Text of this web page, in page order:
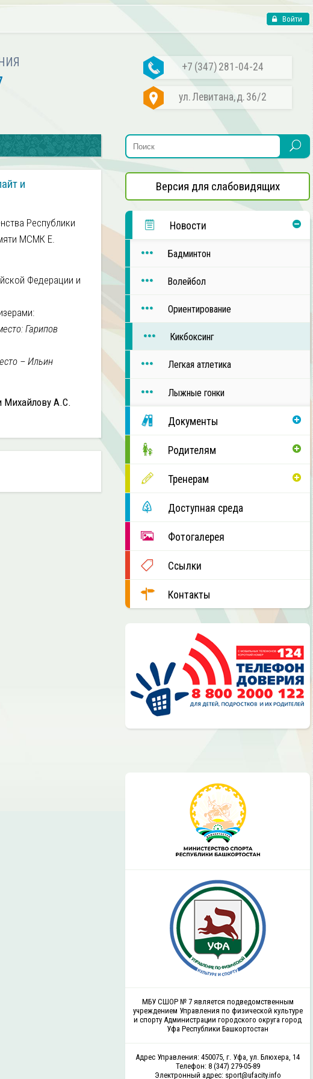
Войти
+7 (347) 281-04-24
ул. Левитана, д. 36/2
Версия для слабовидящих
Новости
Бадминтон
Волейбол
Ориентирование
Кикбоксинг
Легкая атлетика
Лыжные гонки
Документы
Родителям
Тренерам
Доступная среда
Фотогалерея
Ссылки
Контакты
МБУ СШОР № 7 является подведомственным
учреждением Управления по физической культуре
и спорту Администрации городского округа город
Уфа Республики Башкортостан
Адрес Управления: 450075, г. Уфа, ул. Блюхера, 14
Телефон: 8 (347) 279-05-89
Электронный адрес: sport@ufacity.info
и
Республики
МСМК Е.
Федерации и
Гарипов
– Ильин
Михайлову А.С.